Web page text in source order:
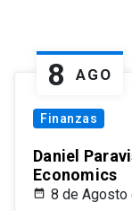
8 AGO
Finanzas
Daniel
Economics
8 de Agosto